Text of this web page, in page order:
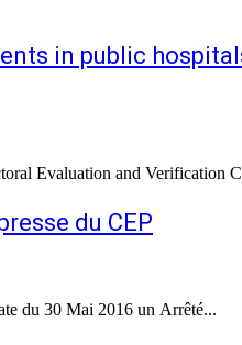
in public
Evaluation and Verification
du CEP
du 30 Mai 2016 un Arrêté...